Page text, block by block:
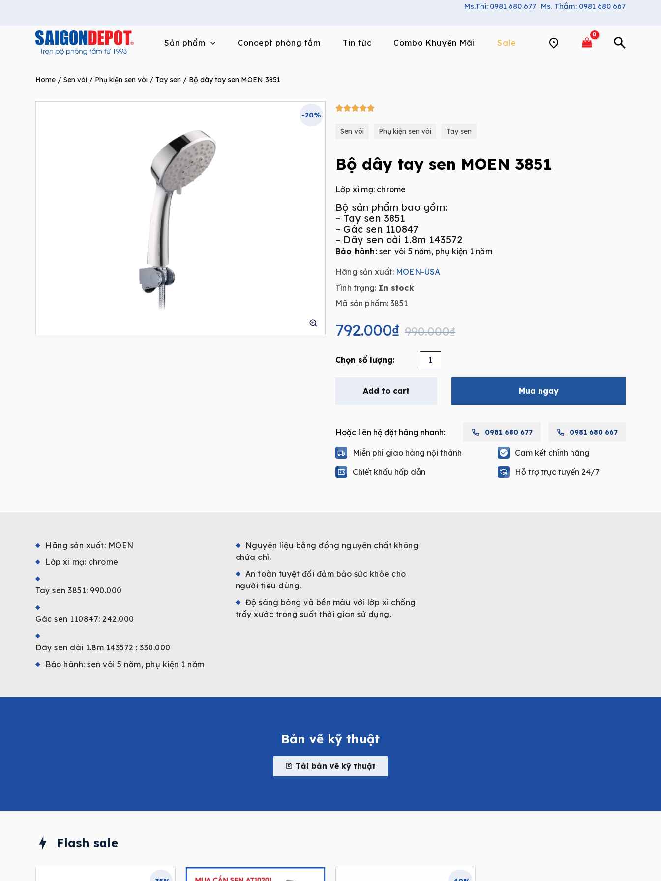
Ms.Thi: 0981 680 677 Ms. Thắm: 0981 680 667
Sản phẩm Concept phòng tắm Tin tức Combo Khuyến Mãi Sale
Home / Sen vòi / Phụ kiện sen vòi / Tay sen / Bộ dây tay sen MOEN 3851
-20%
5/5
Sen vòi Phụ kiện sen vòi Tay sen
Bộ dây tay sen MOEN 3851
Lớp xi mạ: chrome
Bộ sản phẩm bao gồm:
– Tay sen 3851
– Gác sen 110847
– Dây sen dài 1.8m 143572
Bảo hành:sen vòi 5 năm, phụ kiện 1 năm
Hãng sản xuất:MOEN-USA
Tình trạng: In stock
Mã sản phẩm: 3851
990.000₫
price
was:
990.000₫.
792.000₫
price
is:
792.000₫.
sen
quantity
Add to cart Mua ngay
Hoặc liên hệ đặt hàng nhanh: 0981 680 677 0981 680 667
Miễn phí giao hàng nội thành
Chiết khấu hấp dẫn
Cam kết chính hãng
Hỗ trợ trực tuyến 24/7
Hãng sản xuất: MOEN
Lớp xi mạ: chrome
Tay sen 3851: 990.000
Gác sen 110847: 242.000
Dây sen dài 1.8m 143572 : 330.000
Bảo hành: sen vòi 5 năm, phụ kiện 1 năm
Nguyên liệu bằng đồng nguyên chất không
chứa chì.
An toàn tuyệt đối đảm bảo sức khỏe cho
người tiêu dùng.
Độ sáng bóng và bền màu với lớp xi chống
trầy xước trong suốt thời gian sử dụng.
Bản vẽ kỹ thuật
Tải bản vẽ kỹ thuật
Flash sale